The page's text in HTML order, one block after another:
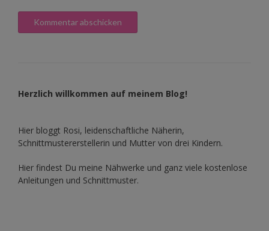
Herzlich willkommen auf meinem Blog!
Hier bloggt Rosi, leidenschaftliche Näherin,
Schnittmustererstellerin und Mutter von drei Kindern.
Hier findest Du meine Nähwerke und ganz viele kostenlose
Anleitungen und Schnittmuster.